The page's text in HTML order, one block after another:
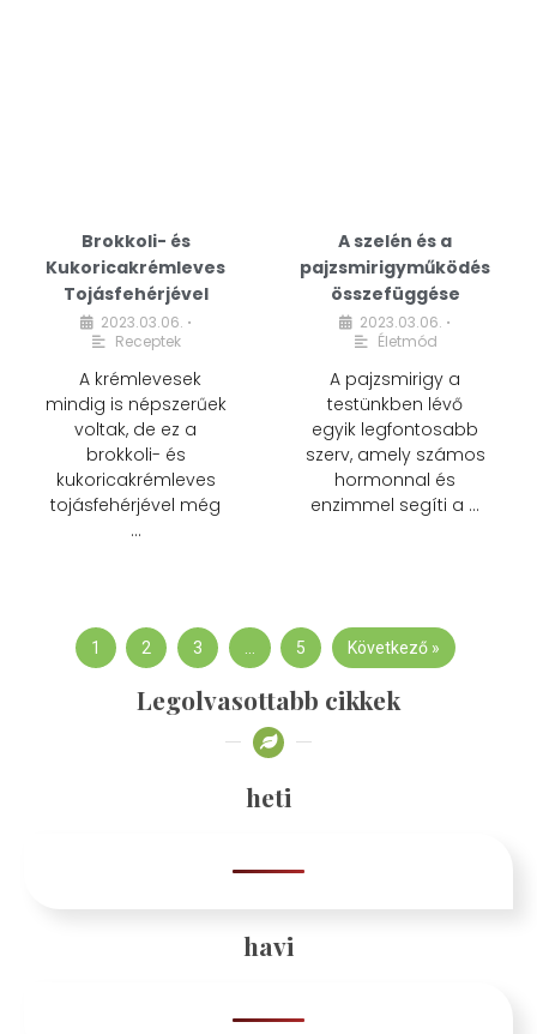
Brokkoli- és
Kukoricakrémleves
Tojásfehérjével
2023.03.06. •
Receptek
A krémlevesek
mindig is népszerűek
voltak, de ez a
brokkoli- és
kukoricakrémleves
tojásfehérjével még
…
A szelén és a
pajzsmirigyműködés
összefüggése
2023.03.06. •
Életmód
A pajzsmirigy a
testünkben lévő
egyik legfontosabb
szerv, amely számos
hormonnal és
enzimmel segíti a …
1 2 3 … 5 Következő »
Legolvasottabb cikkek
heti
havi